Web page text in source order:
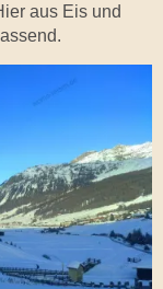
aus Eis und